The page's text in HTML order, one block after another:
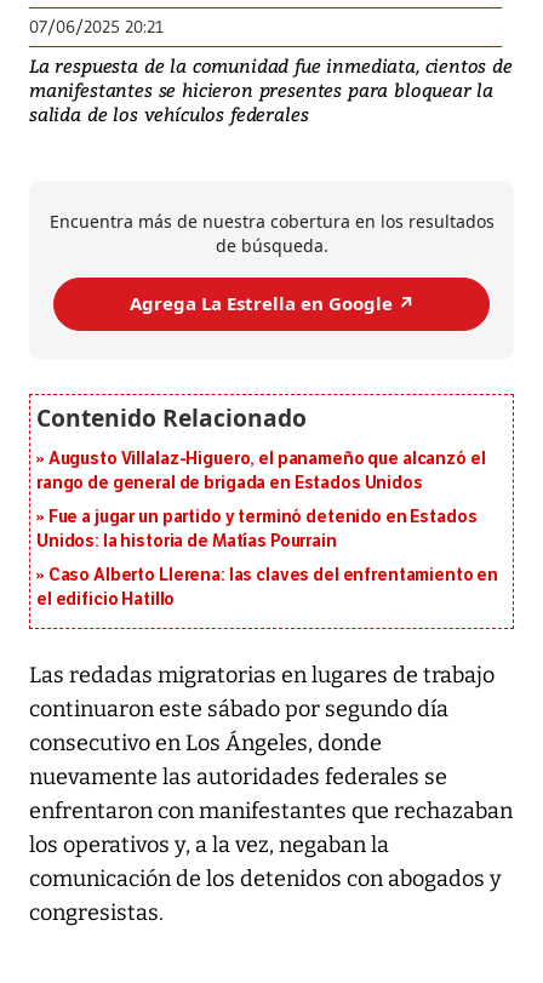
07/06/2025 20:21
La respuesta de la comunidad fue inmediata, cientos de
manifestantes se hicieron presentes para bloquear la
salida de los vehículos federales
Encuentra más de nuestra cobertura en los resultados
de búsqueda.
Agrega La Estrella en Google ↗️
Augusto Villalaz-Higuero, el panameño que alcanzó el
rango de general de brigada en Estados Unidos
Fue a jugar un partido y terminó detenido en Estados
Unidos: la historia de Matías Pourrain
Caso Alberto Llerena: las claves del enfrentamiento en
el edificio Hatillo
Las redadas migratorias en lugares de trabajo
continuaron este sábado por segundo día
consecutivo en Los Ángeles, donde
nuevamente las autoridades federales se
enfrentaron con manifestantes que rechazaban
los operativos y, a la vez, negaban la
comunicación de los detenidos con abogados y
congresistas.